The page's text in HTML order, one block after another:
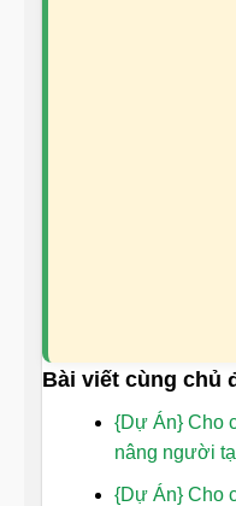
Bài viết cùng chủ
{Dự Án} Cho
nâng người
{Dự Án} Cho